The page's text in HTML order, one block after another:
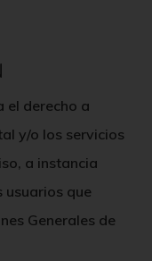
el derecho a
y/o los servicios
a instancia
usuarios que
Generales de